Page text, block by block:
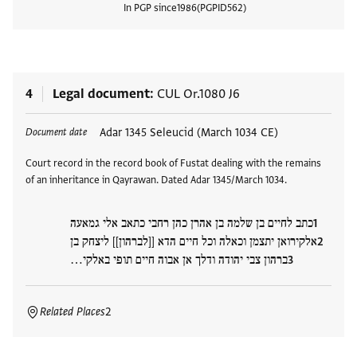
In PGP since1986 PGPID562
4 Legal document CUL Or.1080 J6
Document date Adar 1345 Seleucid (March 1034 CE)
Court record in the record book of Fustat dealing with the remains
of an inheritance in Qayrawan. Dated Adar 1345/March 1034.
כתב לחיים בן שלמה בן אהרן כהן רחבי כתאב אלי גמאעה
אלקירואן יתצמן וכאלה וכל חיים הדא [[לברהון]] ליצחק בן
ברהון צבי יהודה ודלך אן אבוה חיים תופי באלקי…
Related Places2
Tags